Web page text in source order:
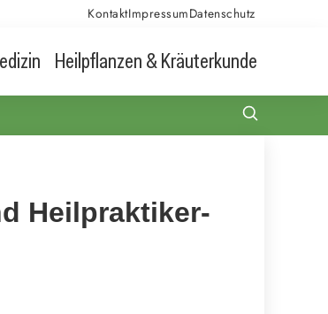
KontaktImpressumDatenschutz
Heilpflanzen & Kräuterkunde
Heilpraktiker-